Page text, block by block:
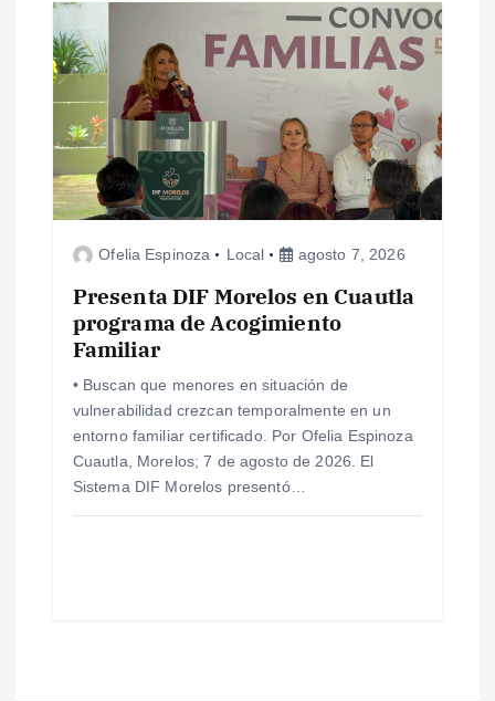
Ofelia Espinoza Local agosto 7, 2026
Presenta DIF Morelos en Cuautla
programa de Acogimiento
Familiar
• Buscan que menores en situación de
vulnerabilidad crezcan temporalmente en un
entorno familiar certificado. Por Ofelia Espinoza
Cuautla, Morelos; 7 de agosto de 2026. El
Sistema DIF Morelos presentó…